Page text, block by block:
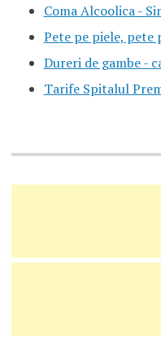
Coma Alcoolica -
Pete pe piele, pete
Dureri de gambe -
Tarife Spitalul